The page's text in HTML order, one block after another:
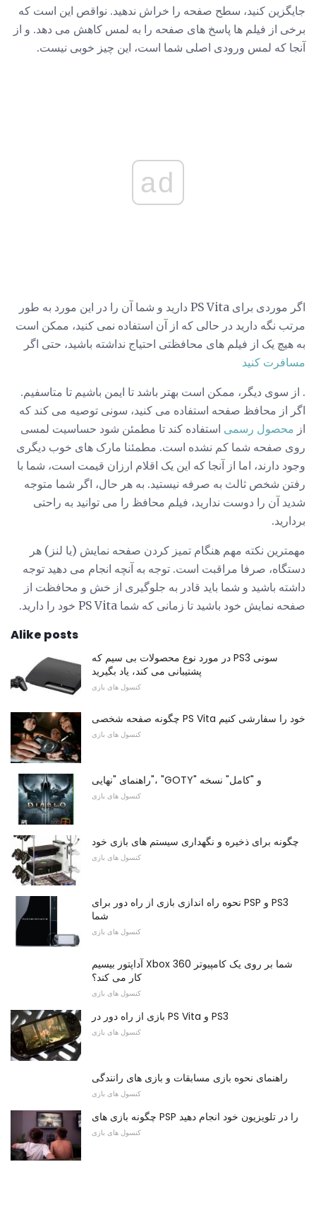
جایگزین کنید، سطح صفحه را خراش ندهید. نواقص این است که
برخی از فیلم ها پاسخ های صفحه را به لمس کاهش می دهد. و از
آنجا که لمس ورودی اصلی شما است، این چیز خوبی نیست.
ad
اگر موردی برای PS Vita دارید و شما آن را در این مورد به طور
مرتب نگه دارید در حالی که از آن استفاده نمی کنید، ممکن است
به هیچ یک از فیلم های محافظتی احتیاج نداشته باشید، حتی اگر
مسافرت کنید
. از سوی دیگر، ممکن است بهتر باشد تا ایمن باشیم تا متاسفیم.
اگر از محافظ صفحه استفاده می کنید، سونی توصیه می کند که
از محصول رسمی استفاده کند تا مطمئن شود حساسیت لمسی
روی صفحه شما کم نشده است. مطمئنا مارک های خوب دیگری
وجود دارند، اما از آنجا که این یک اقلام ارزان قیمت است، شما با
رفتن شخص ثالث به صرفه نیستید. به هر حال، اگر شما متوجه
شدید آن را دوست ندارید، فیلم محافظ را می توانید به راحتی
بردارید.
مهمترین نکته مهم هنگام تمیز کردن صفحه نمایش (یا لنز) هر
دستگاه، صرفا مراقبت است. توجه به آنچه انجام می دهید توجه
داشته باشید و شما باید قادر به جلوگیری از خش و محافظت از
صفحه نمایش خود باشید تا زمانی که شما PS Vita خود را دارید.
Alike posts
در مورد نوع محصولات بی سیم که PS3 سونی
پشتیبانی می کند، یاد بگیرید
کنسول های بازی
چگونه صفحه شخصی PS Vita خود را سفارشی کنیم
کنسول های بازی
راهنمای "نهایی"، "GOTY" و "کامل" نسخه
کنسول های بازی
چگونه برای ذخیره و نگهداری سیستم های بازی خود
کنسول های بازی
نحوه راه اندازی بازی از راه دور برای PSP و PS3
شما
کنسول های بازی
آداپتور بیسیم Xbox 360 شما بر روی یک کامپیوتر
کار می کند؟
کنسول های بازی
بازی از راه دور در PS Vita و PS3
کنسول های بازی
راهنمای نحوه بازی مسابقات و بازی های رانندگی
کنسول های بازی
چگونه بازی های PSP را در تلویزیون خود انجام دهید
کنسول های بازی